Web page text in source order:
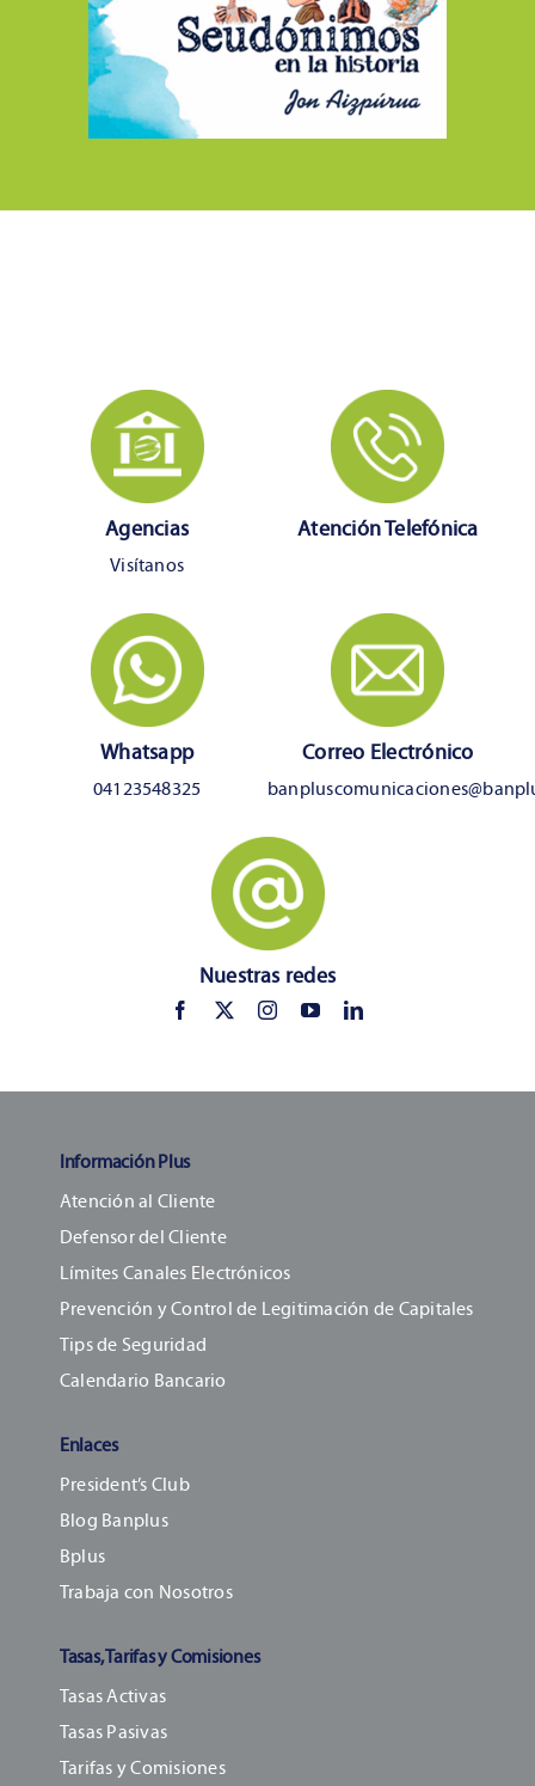
Agencias
Visítanos
Atención Telefónica
Whatsapp
04123548325
Correo Electrónico
Nuestras redes
Información Plus
Atención al Cliente
Defensor del Cliente
Límites Canales Electrónicos
Prevención y Control de Legitimación de Capitales
Tips de Seguridad
Calendario Bancario
Enlaces
President’s Club
Blog Banplus
Bplus
Trabaja con Nosotros
Tasas, Tarifas y Comisiones
Tasas Activas
Tasas Pasivas
Tarifas y Comisiones